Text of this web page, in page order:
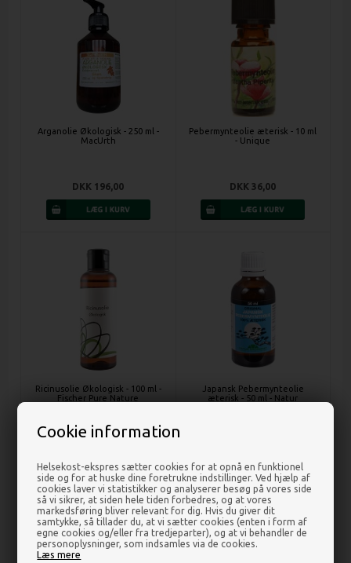
Cookie information
Helsekost-ekspres sætter cookies for at opnå en funktionel
side og for at huske dine foretrukne indstillinger. Ved hjælp af
cookies laver vi statistikker og analyserer besøg på vores side
så vi sikrer, at siden hele tiden forbedres, og at vores
markedsføring bliver relevant for dig. Hvis du giver dit
samtykke, så tillader du, at vi sætter cookies (enten i form af
egne cookies og/eller fra tredjeparter), og at vi behandler de
personoplysninger, som indsamles via de cookies.
Læs mere
Arganolie Økologisk - 250 ml -
MacUrth
DKK 196,00
Pebermynteolie æterisk - 10 ml
- Unique
DKK 36,00
Ricinusolie Økologisk - 100 ml -
Fischer Pure Nature
Japansk Pebermynteolie
æterisk - 50 ml - Natur